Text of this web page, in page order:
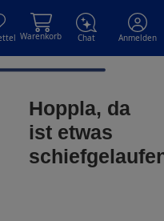
Warenkorb Chat Anmelden
Hoppla, da
ist etwas